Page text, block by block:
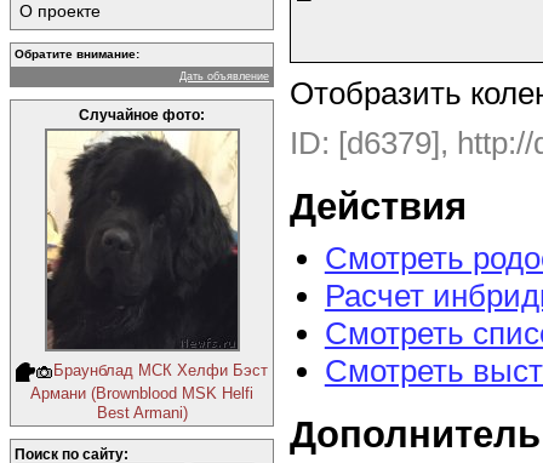
О проекте
Обратите внимание:
Дать объявление
Случайное фото:
Браунблад МСК Хелфи Бэст
Армани (Brownblood MSK Helfi
Best Armani)
Поиск по сайту:
Отобразить
ID: [d6379],
Действия
Смотреть
Расчет
Смотреть
Смотреть